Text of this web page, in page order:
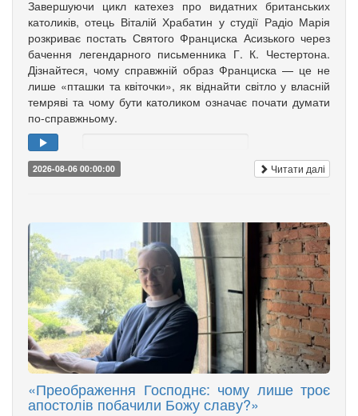
Завершуючи цикл катехез про видатних британських
католиків, отець Віталій Храбатин у студії Радіо Марія
розкриває постать Святого Франциска Асизького через
бачення легендарного письменника Г. К. Честертона.
Дізнайтеся, чому справжній образ Франциска — це не
лише «пташки та квіточки», як віднайти світло у власній
темряві та чому бути католиком означає почати думати
по-справжньому.
2026-08-06 00:00:00 Читати далі
«Преображення Господнє: чому лише троє
апостолів побачили Божу славу?»